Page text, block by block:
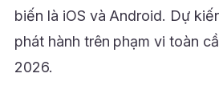
biến là iOS và Android. Dự
phát hành trên phạm vi toàn
2026.